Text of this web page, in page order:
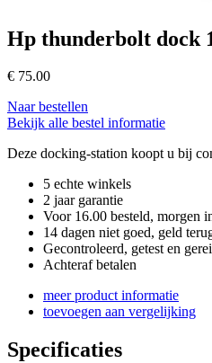
Hp thunderbolt dock
€ 75.00
Naar bestellen
Bekijk alle bestel informatie
Deze docking-station koopt u bij
5 echte winkels
2 jaar garantie
Voor 16.00 besteld, morgen
14 dagen niet goed, geld
Gecontroleerd, getest en
Achteraf betalen
meer product informatie
toevoegen aan vergelijking
Specificaties